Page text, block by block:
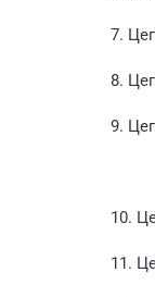
7.
8.
9.
10.
11.